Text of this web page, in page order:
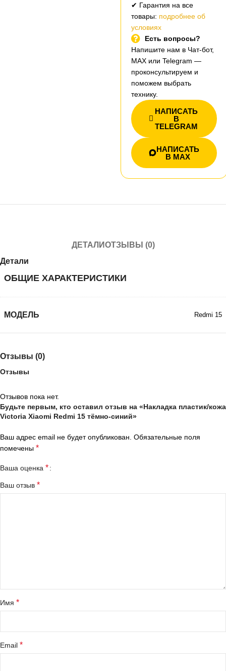
✔ Гарантия на все
товары: подробнее об
условиях
Есть вопросы?
Напишите нам в Чат-бот,
MAX или Telegram —
проконсультируем и
поможем выбрать
технику.
НАПИСАТЬ
В
TELEGRAM
НАПИСАТЬ
В MAX
ДЕТАЛИОТЗЫВЫ (0)
Детали
ОБЩИЕ ХАРАКТЕРИСТИКИ
МОДЕЛЬ Redmi 15
Отзывы (0)
Отзывы
Отзывов пока нет.
Будьте первым, кто оставил отзыв на «Накладка пластик/кожа
Victoria Xiaomi Redmi 15 тёмно-синий»
Ваш адрес email не будет опубликован. Обязательные поля
помечены *
Ваша оценка *
Ваш отзыв *
Имя *
Email *